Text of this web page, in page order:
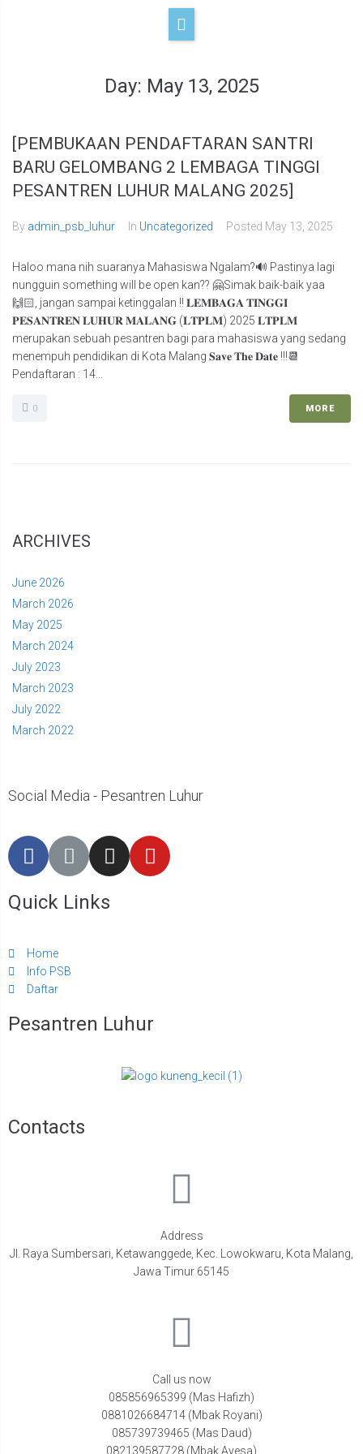
Day: May 13, 2025
[PEMBUKAAN PENDAFTARAN SANTRI
BARU GELOMBANG 2 LEMBAGA TINGGI
PESANTREN LUHUR MALANG 2025]
By admin_psb_luhur In Uncategorized Posted May 13, 2025
Haloo mana nih suaranya Mahasiswa Ngalam?🔊 Pastinya lagi
nungguin something will be open kan?? 🤗Simak baik-baik yaa
🙌🏻, jangan sampai ketinggalan !! 𝐋𝐄𝐌𝐁𝐀𝐆𝐀 𝐓𝐈𝐍𝐆𝐆𝐈
𝐏𝐄𝐒𝐀𝐍𝐓𝐑𝐄𝐍 𝐋𝐔𝐇𝐔𝐑 𝐌𝐀𝐋𝐀𝐍𝐆 (𝐋𝐓𝐏𝐋𝐌) 2025 𝐋𝐓𝐏𝐋𝐌
merupakan sebuah pesantren bagi para mahasiswa yang sedang
menempuh pendidikan di Kota Malang 𝐒𝐚𝐯𝐞 𝐓𝐡𝐞 𝐃𝐚𝐭𝐞 !!!📆
Pendaftaran : 14...
0 MORE
ARCHIVES
June 2026
March 2026
May 2025
March 2024
July 2023
March 2023
July 2022
March 2022
Social Media - Pesantren Luhur
Quick Links
Home
Info PSB
Daftar
Pesantren Luhur
Contacts
Address
Jl. Raya Sumbersari, Ketawanggede, Kec. Lowokwaru, Kota Malang,
Jawa Timur 65145
Call us now
085856965399 (Mas Hafizh)
0881026684714 (Mbak Royani)
085739739465 (Mas Daud)
082139587728 (Mbak Ayesa)